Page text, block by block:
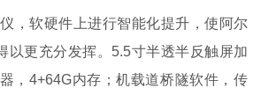
，软硬件上进行智能化提升，使阿尔
以更充分发挥。5.5寸半透半反触屏加
，4+64G内存；机载道桥隧软件，传